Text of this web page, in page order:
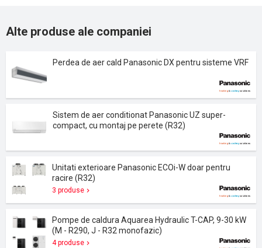
Alte produse ale companiei
Perdea de aer cald Panasonic DX pentru sisteme VRF
Sistem de aer conditionat Panasonic UZ super-
compact, cu montaj pe perete (R32)
Unitati exterioare Panasonic ECOi-W doar pentru
racire (R32)
3 produse
Pompe de caldura Aquarea Hydraulic T-CAP, 9-30 kW
(M - R290, J - R32 monofazic)
4 produse